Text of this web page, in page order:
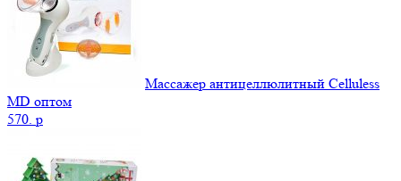
Массажер антицеллюлитный Celluless
MD оптом
570. p